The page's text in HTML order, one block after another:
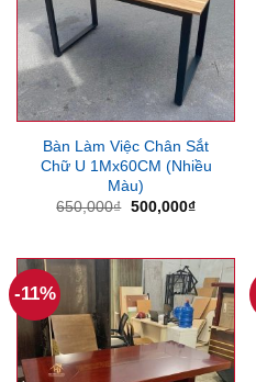
Bàn Làm Việc Chân Sắt
Chữ U 1Mx60CM (Nhiều
Màu)
650,000₫ Giá
500,000₫Giá
500,000₫.
-11%